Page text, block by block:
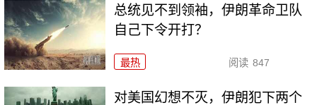
总统见不到领袖，伊朗革命卫队
自己下令开打？
最热 阅读 847
对美国幻想不灭，伊朗犯下两个